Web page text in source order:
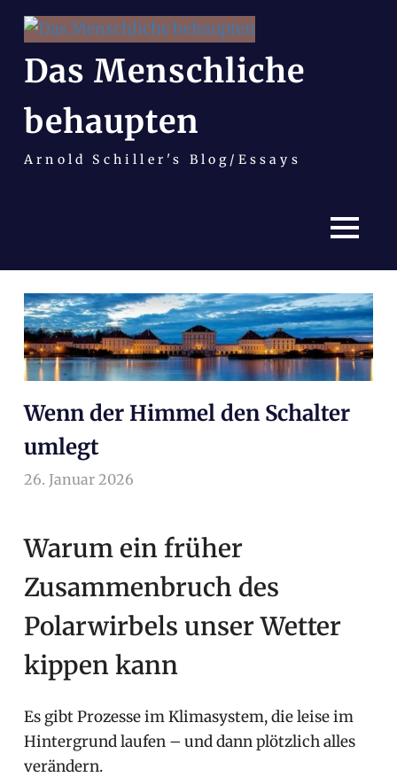
Inhalt
springen
Das Menschliche
behaupten
Arnold Schiller's Blog/Essays
MENÜ
Wenn der Himmel den Schalter
umlegt
26. Januar 2026
Warum ein früher
Zusammenbruch des
Polarwirbels unser Wetter
kippen kann
Es gibt Prozesse im Klimasystem, die leise im
Hintergrund laufen – und dann plötzlich alles
verändern.